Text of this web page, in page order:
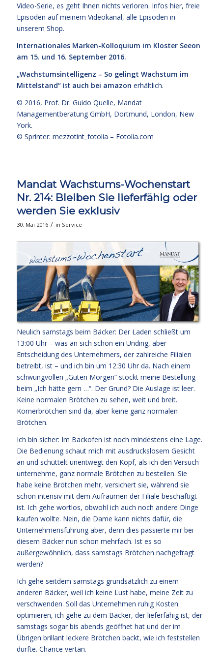
Video-Serie, es geht Ihnen nichts verloren. Infos hier, freie
Episoden auf meinem Videokanal, alle Episoden in
unserem Shop.
Internationales Marken-Kolloquium im Kloster Seeon
am 15. und 16. September 2016.
„Wachstumsintelligenz – So gelingt Wachstum im
Mittelstand“ist auch bei amazon erhältlich.
© 2016, Prof. Dr. Guido Quelle, Mandat
Managementberatung GmbH, Dortmund, London, New
York.
© Sprinter: mezzotint_fotolia – Fotolia.com
Mandat Wachstums-Wochenstart
Nr. 214: Bleiben Sie lieferfähig oder
werden Sie exklusiv
30. Mai 2016 / in Service
Neulich samstags beim Bäcker: Der Laden schließt um
13:00 Uhr – was an sich schon ein Unding, aber
Entscheidung des Unternehmers, der zahlreiche Filialen
betreibt, ist – und ich bin um 12:30 Uhr da. Nach einem
schwungvollen „Guten Morgen“ stockt meine Bestellung
beim „Ich hätte gern …“. Der Grund? Die Auslage ist leer.
Keine normalen Brötchen zu sehen, weit und breit.
Körnerbrötchen sind da, aber keine ganz normalen
Brötchen.
Ich bin sicher: Im Backofen ist noch mindestens eine Lage.
Die Bedienung schaut mich mit ausdruckslosem Gesicht
an und schüttelt unentwegt den Kopf, als ich den Versuch
unternehme, ganz normale Brötchen zu bestellen. Sie
habe keine Brötchen mehr, versichert sie, während sie
schon intensiv mit dem Aufräumen der Filiale beschäftigt
ist. Ich gehe wortlos, obwohl ich auch noch andere Dinge
kaufen wollte. Nein, die Dame kann nichts dafür, die
Unternehmensführung aber, denn dies passierte mir bei
diesem Bäcker nun schon mehrfach. Ist es so
außergewöhnlich, dass samstags Brötchen nachgefragt
werden?
Ich gehe seitdem samstags grundsätzlich zu einem
anderen Bäcker, weil ich keine Lust habe, meine Zeit zu
verschwenden. Soll das Unternehmen ruhig Kosten
optimieren, ich gehe zu dem Bäcker, der lieferfähig ist, der
samstags sogar bis abends geöffnet hat und der im
Übrigen brillant leckere Brötchen backt, wie ich feststellen
durfte. Chance vertan.